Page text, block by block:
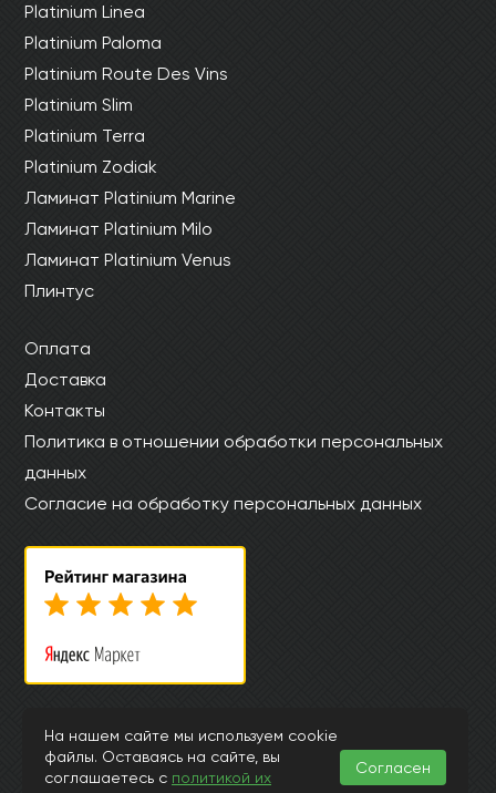
Platinium Linea
Platinium Paloma
Platinium Route Des Vins
Platinium Slim
Platinium Terra
Platinium Zodiak
Ламинат Platinium Marine
Ламинат Platinium Milo
Ламинат Platinium Venus
Плинтус
Оплата
Доставка
Контакты
Политика в отношении обработки персональных
данных
Согласие на обработку персональных данных
© Интернет магазин laminat-kronopol.ru 2015-2026
Информация, представленная на страницах данного сайта, носит
исключительно ознакомительный характер и ни при каких
обстоятельствах и условиях не может считаться публичной офертой,
На нашем сайте мы используем cookie
файлы. Оставаясь на сайте, вы
соглашаетесь с политикой их
Согласен